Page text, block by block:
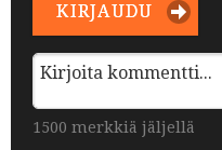
KIRJAUDU
1500 merkkiä jäljellä